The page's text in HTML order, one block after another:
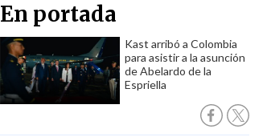
En portada
Kast arribó a Colombia
para asistir a la asunción
de Abelardo de la
Espriella